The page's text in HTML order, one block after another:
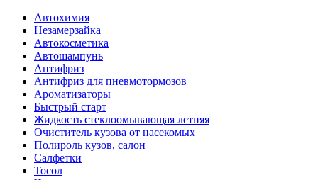
Автохимия
Незамерзайка
Автокосметика
Автошампунь
Антифриз
Антифриз для пневмотормозов
Ароматизаторы
Быстрый старт
Жидкость стеклоомывающая летняя
Очиститель кузова от насекомых
Полироль кузов, салон
Салфетки
Тосол